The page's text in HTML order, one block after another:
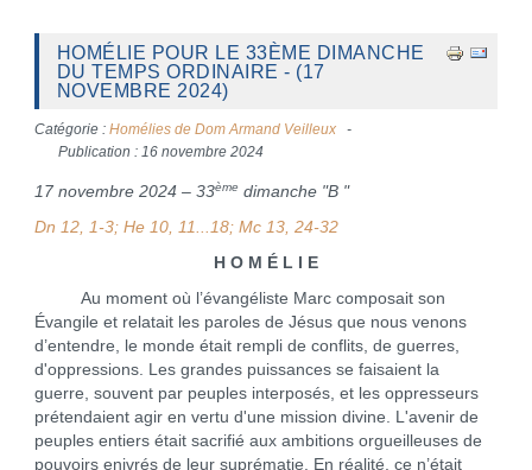
HOMÉLIE POUR LE 33ÈME DIMANCHE
DU TEMPS ORDINAIRE - (17
NOVEMBRE 2024)
Catégorie : Homélies de Dom Armand Veilleux
Publication : 16 novembre 2024
17 novembre 2024 – 33ème dimanche "B "
Dn 12, 1-3; He 10, 11...18; Mc 13, 24-32
H O M É L I E
Au moment où l’évangéliste Marc composait son
Évangile et relatait les paroles de Jésus que nous venons
d’entendre, le monde était rempli de conflits, de guerres,
d'oppressions. Les grandes puissances se faisaient la
guerre, souvent par peuples interposés, et les oppresseurs
prétendaient agir en vertu d'une mission divine. L'avenir de
peuples entiers était sacrifié aux ambitions orgueilleuses de
pouvoirs enivrés de leur suprématie. En réalité, ce n’était